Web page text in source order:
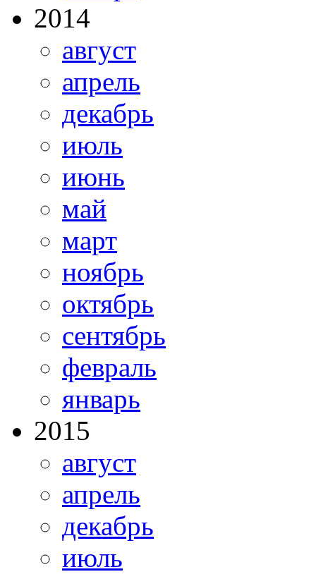
2014
август
апрель
декабрь
июль
июнь
май
март
ноябрь
октябрь
сентябрь
февраль
январь
2015
август
апрель
декабрь
июль